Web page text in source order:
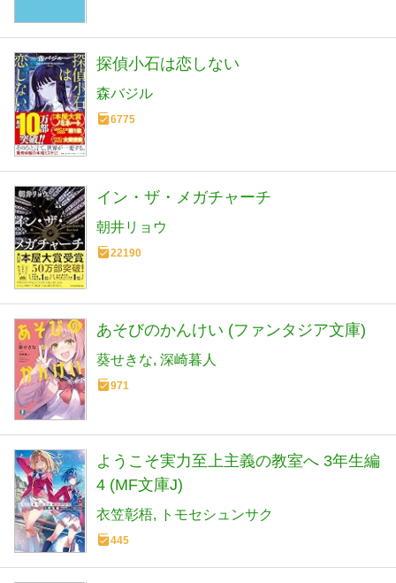
探偵小石は恋しない
森バジル
6775
イン・ザ・メガチャーチ
朝井リョウ
22190
あそびのかんけい (ファンタジア文庫)
葵せきな 深崎暮人
971
ようこそ実力至上主義の教室へ 3年生編
4 (MF文庫J)
衣笠彰梧 トモセシュンサク
445